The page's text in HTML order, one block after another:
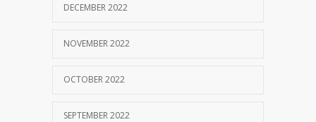
DECEMBER 2022
NOVEMBER 2022
OCTOBER 2022
SEPTEMBER 2022